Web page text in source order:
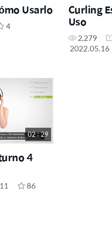
Usarlo
4
Curling
Uso
2,279
2022.05.16
02 : 29
4
86